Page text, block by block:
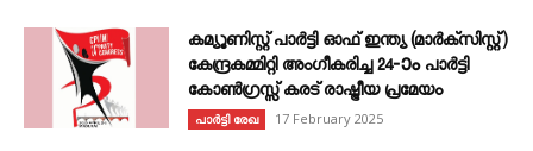
കമ്യൂണിസ്റ്റ് പാർട്ടി ഓഫ് ഇന്ത്യ (മാർക്സിസ്റ്റ്)
കേന്ദ്രകമ്മിറ്റി അംഗീകരിച്ച 24‐ാം പാർട്ടി
കോൺഗ്രസ്സ് കരട് രാഷ്ട്രീയ പ്രമേയം
പാർട്ടി രേഖ 17 February 2025